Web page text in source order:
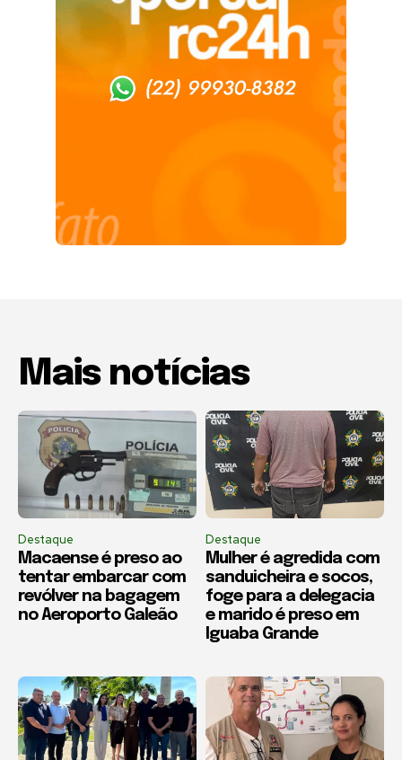
Mais notícias
Destaque
Macaense é preso ao
tentar embarcar com
revólver na bagagem
no Aeroporto Galeão
Destaque
Mulher é agredida com
sanduicheira e socos,
foge para a delegacia
e marido é preso em
Iguaba Grande